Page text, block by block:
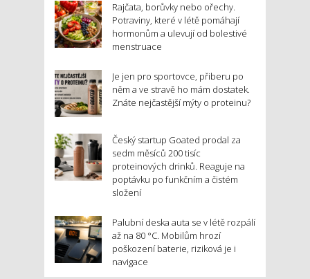
Rajčata, borůvky nebo ořechy.
Potraviny, které v létě pomáhají
hormonům a ulevují od bolestivé
menstruace
Je jen pro sportovce, přiberu po
něm a ve stravě ho mám dostatek.
Znáte nejčastější mýty o proteinu?
Český startup Goated prodal za
sedm měsíců 200 tisíc
proteinových drinků. Reaguje na
poptávku po funkčním a čistém
složení
Palubní deska auta se v létě rozpálí
až na 80 °C. Mobilům hrozí
poškození baterie, riziková je i
navigace